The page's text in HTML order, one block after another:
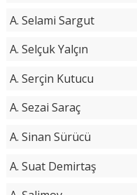
A. Selami Sargut
A. Selçuk Yalçın
A. Serçin Kutucu
A. Sezai Saraç
A. Sinan Sürücü
A. Suat Demirtaş